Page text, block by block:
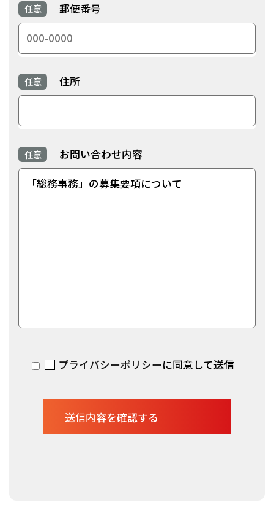
任意 郵便番号
任意 住所
任意 お問い合わせ内容
プライバシーポリシーに同意して送信